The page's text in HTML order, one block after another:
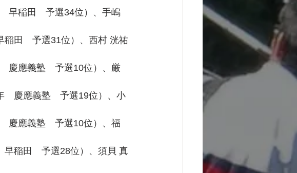
早稲田　予選34位）、手嶋
田　予選31位）、西村 洸祐
慶應義塾　予選10位）、厳
慶應義塾　予選19位）、小
慶應義塾　予選10位）、福
稲田　予選28位）、須貝 真